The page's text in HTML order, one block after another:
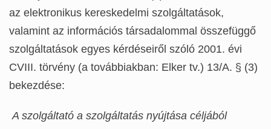
az elektronikus kereskedelmi szolgáltatások,
valamint az információs társadalommal összefüggő
szolgáltatások egyes kérdéseiről szóló 2001. évi
CVIII. törvény (a továbbiakban: Elker tv.) 13/A. § (3)
bekezdése:
A szolgáltató a szolgáltatás nyújtása céljából